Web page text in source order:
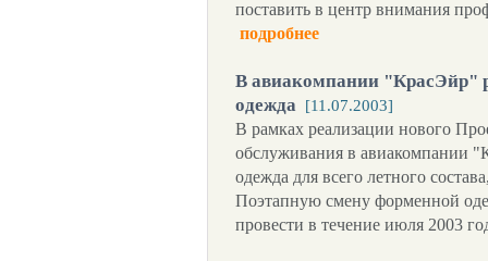
поставить в центр внимания
подробнее
В авиакомпании "КрасЭйр"
одежда [11.07.2003]
В рамках реализации нового
обслуживания в авиакомпании
одежда для всего летного
Поэтапную смену форменной
провести в течение июля 2003